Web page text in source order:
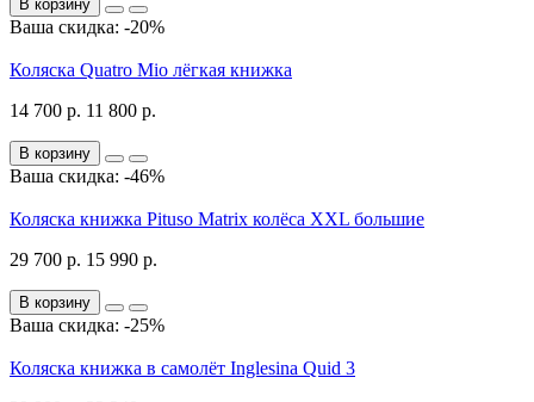
В корзину
Ваша скидка: -20%
Коляска Quatro Mio лёгкая книжка
14 700 р. 11 800 р.
В корзину
Ваша скидка: -46%
Коляска книжка Pituso Matrix колёса XXL большие
29 700 р. 15 990 р.
В корзину
Ваша скидка: -25%
Коляска книжка в самолёт Inglesina Quid 3